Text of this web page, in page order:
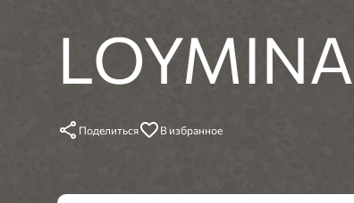
Поделиться В избранное